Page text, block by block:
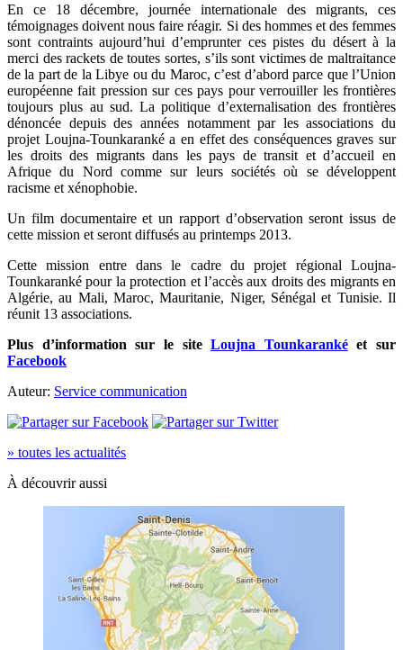
En ce 18 décembre, journée internationale des migrants, ces
témoignages doivent nous faire réagir. Si des hommes et des femmes
sont contraints aujourd’hui d’emprunter ces pistes du désert à la
merci des rackets de toutes sortes, s’ils sont victimes de maltraitance
de la part de la Libye ou du Maroc, c’est d’abord parce que l’Union
européenne fait pression sur ces pays pour verrouiller les frontières
toujours plus au sud. La politique d’externalisation des frontières
dénoncée depuis des années notamment par les associations du
projet Loujna-Tounkaranké a en effet des conséquences graves sur
les droits des migrants dans les pays de transit et d’accueil en
Afrique du Nord comme sur leurs sociétés où se développent
racisme et xénophobie.
Un film documentaire et un rapport d’observation seront issus de
cette mission et seront diffusés au printemps 2013.
Cette mission entre dans le cadre du projet régional Loujna-
Tounkaranké pour la protection et l’accès aux droits des migrants en
Algérie, au Mali, Maroc, Mauritanie, Niger, Sénégal et Tunisie. Il
réunit 13 associations.
Plus d’information sur le siteLoujna Tounkarankéet sur
Facebook
Auteur: Service communication
» toutes les actualités
À découvrir aussi